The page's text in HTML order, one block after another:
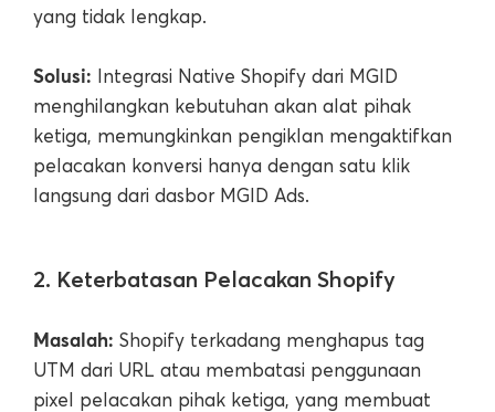
yang tidak lengkap.
Solusi: Integrasi Native Shopify dari MGID
menghilangkan kebutuhan akan alat pihak
ketiga, memungkinkan pengiklan mengaktifkan
pelacakan konversi hanya dengan satu klik
langsung dari dasbor MGID Ads.
2. Keterbatasan Pelacakan Shopify
Masalah: Shopify terkadang menghapus tag
UTM dari URL atau membatasi penggunaan
pixel pelacakan pihak ketiga, yang membuat